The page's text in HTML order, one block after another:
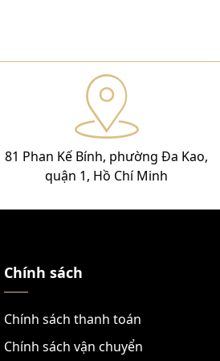
81 Phan Kế Bính, phường Đa Kao,
quận 1, Hồ Chí Minh
Chính sách
Chính sách thanh toán
Chính sách vận chuyển